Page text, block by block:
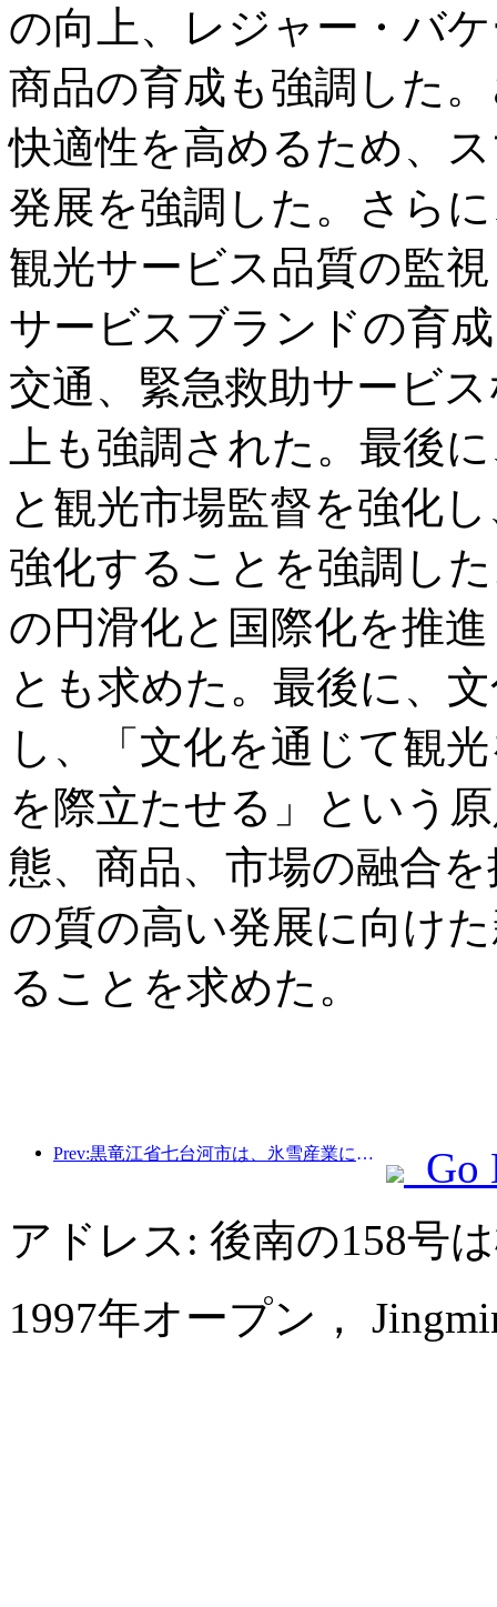
の向上、レジャー・バ
商品の育成も強調した
快適性を高めるため、
発展を強調した。さら
観光サービス品質の監
サービスブランドの育
交通、緊急救助サービ
上も強調された。最後
と観光市場監督を強化
強化することを強調し
の円滑化と国際化を推
とも求めた。最後に、
し、「文化を通じて観
を際立たせる」という
態、商品、市場の融合
の質の高い発展に向け
ることを求めた。
Prev:黒竜江省七台河市は、氷雪産業に関する全国初の条例を公布し、AIと氷雪スポーツの融合を奨励した。
Go
アドレス: 後南の158号
1997年オープン，